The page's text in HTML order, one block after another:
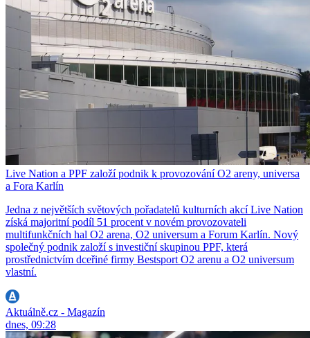
Live Nation a PPF založí podnik k provozování O2 areny, universa
a Fora Karlín
Jedna z největších světových pořadatelů kulturních akcí Live Nation
získá majoritní podíl 51 procent v novém provozovateli
multifunkčních hal O2 arena, O2 universum a Forum Karlín. Nový
společný podnik založí s investiční skupinou PPF, která
prostřednictvím dceřiné firmy Bestsport O2 arenu a O2 universum
vlastní.
Aktuálně.cz - Magazín
dnes, 09:28